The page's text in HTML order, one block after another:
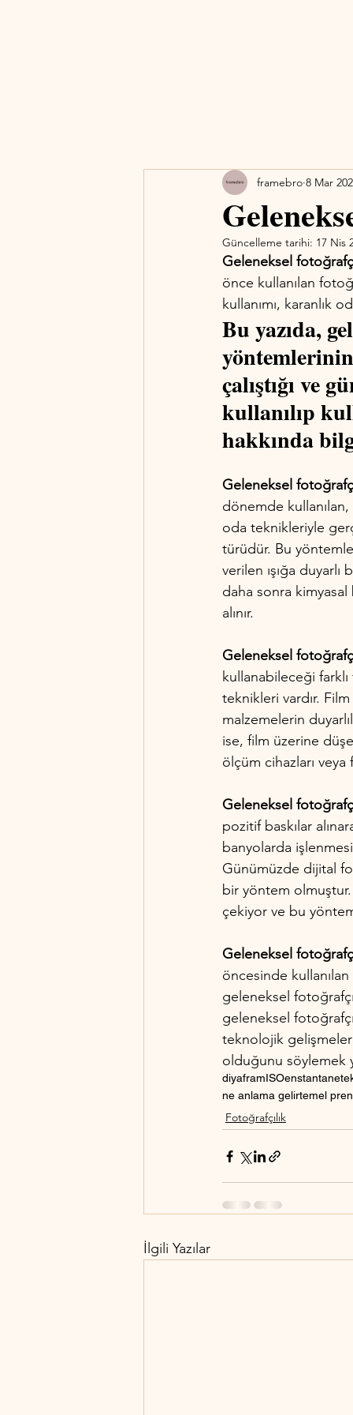
framebro 8 Mar
Güncelleme tarihi: 17 Nis
Geleneksel
önce kullanılan
kullanımı, karanlık
Bu yazıda,
çalıştığı ve
kullanılıp
hakkında
Geleneksel
dönemde
oda teknikleriyle
türüdür. Bu
verilen ışığa duyarlı
daha sonra kimyasal
alınır.
Geleneksel
kullanabileceği
teknikleri vardır. Film
malzemelerin
ise, film üzerine
ölçüm cihazları veya
Geleneksel
pozitif baskılar
banyolarda
Günümüzde dijital
bir yöntem
çekiyor ve bu
Geleneksel
öncesinde kullanılan
geleneksel
geleneksel
teknolojik
olduğunu söylemek
diyaframISOenstantane
ne anlama gelirtemel
Fotoğrafçılık
İlgili Yazılar